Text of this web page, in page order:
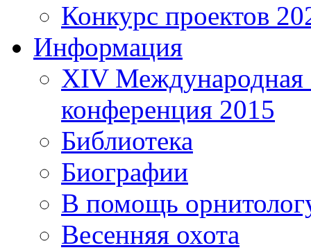
Конкурс проектов
Информация
XIV Международная
конференция 2015
Библиотека
Биографии
В помощь
Весенняя охота